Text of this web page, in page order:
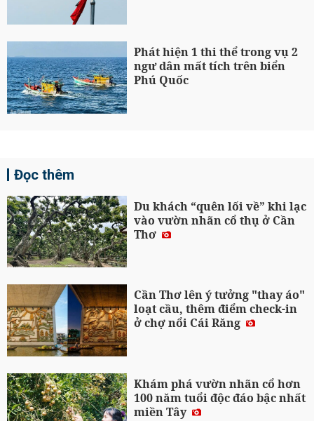
Phát hiện 1 thi thể trong vụ 2
ngư dân mất tích trên biển
Phú Quốc
Đọc thêm
Du khách “quên lối về” khi lạc
vào vườn nhãn cổ thụ ở Cần
Thơ
Cần Thơ lên ý tưởng "thay áo"
loạt cầu, thêm điểm check-in
ở chợ nổi Cái Răng
Khám phá vườn nhãn cổ hơn
100 năm tuổi độc đáo bậc nhất
miền Tây